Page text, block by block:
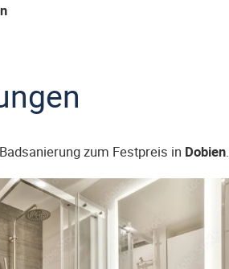
zum Festpreis in Dobien.